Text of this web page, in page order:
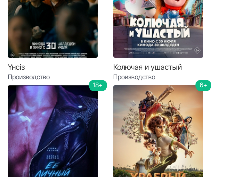
Үнсіз
Производство
Колючая и ушастый
Производство
18+ 6+